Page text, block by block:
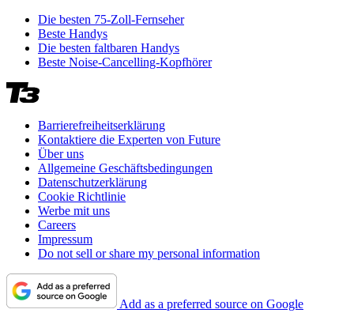
Die besten 75-Zoll-Fernseher
Beste Handys
Die besten faltbaren Handys
Beste Noise-Cancelling-Kopfhörer
Barrierefreiheitserklärung
Kontaktiere die Experten von Future
Über uns
Allgemeine Geschäftsbedingungen
Datenschutzerklärung
Cookie Richtlinie
Werbe mit uns
Careers
Impressum
Do not sell or share my personal information
Add as a preferred source on Google